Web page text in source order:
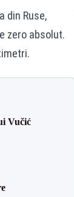
din Ruse,
zero absolut.
Vučić